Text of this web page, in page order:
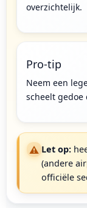
overzichtelijk.
Pro-tip
Neem een
scheelt gedoe
⚠️ Let op:
(andere
officiële